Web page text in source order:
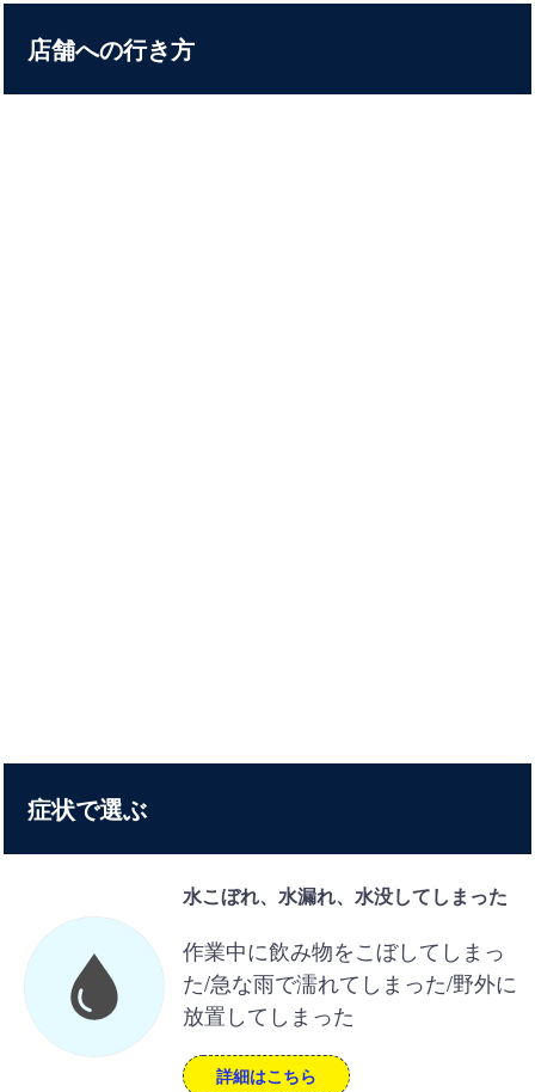
店舗への行き方
症状で選ぶ
水こぼれ、水漏れ、水没してしまった
作業中に飲み物をこぼしてしまっ
た/急な雨で濡れてしまった/野外に
放置してしまった
詳細はこちら